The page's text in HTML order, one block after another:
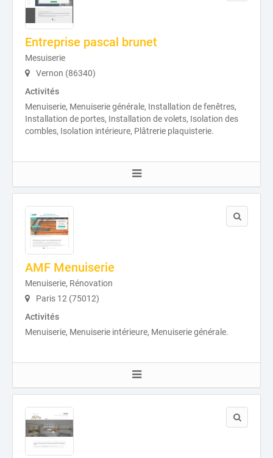
Entreprise pascal brunet
Mesuiserie
Vernon (86340)
Activités
Menuiserie, Menuiserie générale, Installation de fenêtres,
Installation de portes, Installation de volets, Isolation des
combles, Isolation intérieure, Plâtrerie plaquisterie.
AMF Menuiserie
Menuiserie, Rénovation
Paris 12 (75012)
Activités
Menuiserie, Menuiserie intérieure, Menuiserie générale.